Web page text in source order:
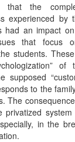
that the
experienced by
had an impact
that focus
students.
supposed
to the
The
privatized
in the